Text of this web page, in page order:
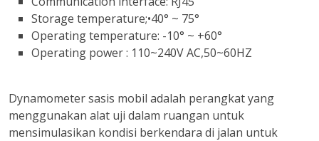
Storage temperature;•40° ~ 75°
Operating temperature: -10° ~ +60°
Operating power : 110~240V AC,50~60HZ
Dynamometer sasis mobil adalah perangkat yang
menggunakan alat uji dalam ruangan untuk
mensimulasikan kondisi berkendara di jalan untuk